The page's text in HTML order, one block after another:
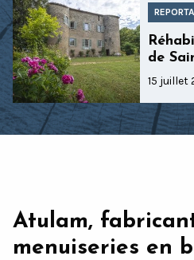
de
15 juillet
Atulam,
menuiseries en